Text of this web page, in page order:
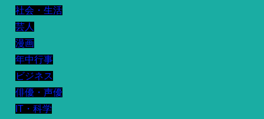
社会・生活
芸人
漫画
年中行事
ビジネス
俳優・声優
IT・科学